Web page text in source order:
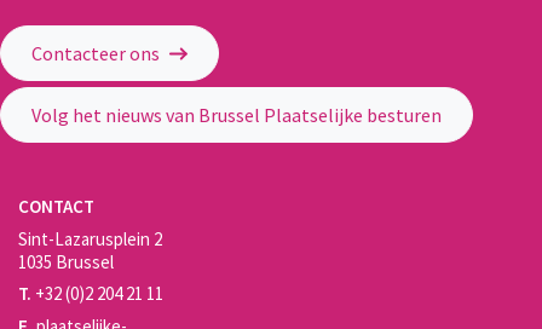
Contacteer ons
Volg het nieuws van Brussel Plaatselijke besturen
CONTACT
Sint-Lazarusplein 2
1035 Brussel
T. +32 (0)2 204 21 11